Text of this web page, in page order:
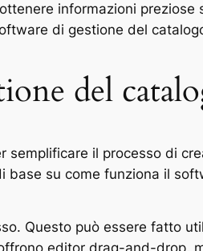
informazioni
di gestione del
del
il processo di
su come funziona il
Questo può essere fatto